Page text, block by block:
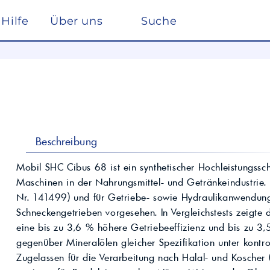
Hilfe Über uns Suche
Pflege, Reinigung und Optimierung
Frostschutz
Alkylatbenzin
Industrieöle
Traktoröle
Motorrad
Hydrauliköle
Schmierfette
Spezialöle
Wasseraufbereitung
BASF Spezialchemie
Industriechemie
Futtermittel
Kosmetik
in
Entschwefelung
und Farbmittel für
Kühlflüssigkeit für
Rechenzentren –
Immersion Cooling
Mobil
REFLEX Total
Beschreibung
Mobil SHC Cibus 68 ist ein synthetischer
Maschinen in der Nahrungsmittel- und Getränkeindustrie.
Nr. 141499) und für Getriebe- sowie
Schneckengetrieben vorgesehen. In Vergleichstests
eine bis zu 3,6 % höhere Getriebeeffizienz und bis zu
gegenüber Mineralölen gleicher Spezifikation unter
Zugelassen für die Verarbeitung nach Halal- und Koscher